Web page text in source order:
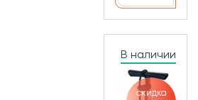
В наличии
скидка